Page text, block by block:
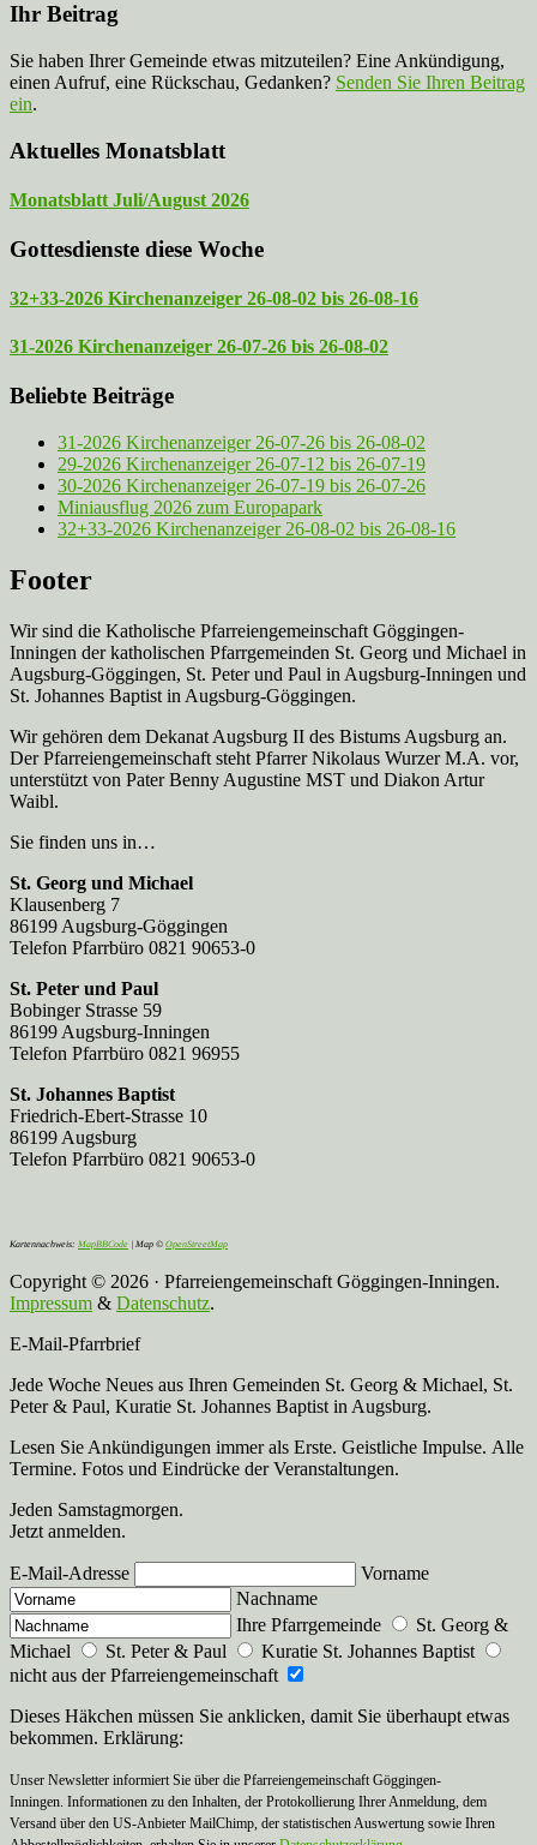
Ihr Beitrag
Sie haben Ihrer Gemeinde etwas mitzuteilen? Eine Ankündigung,
einen Aufruf, eine Rückschau, Gedanken? Senden Sie Ihren Beitrag
ein.
Aktuelles Monatsblatt
Monatsblatt Juli/August 2026
Gottesdienste diese Woche
32+33-2026 Kirchenanzeiger 26-08-02 bis 26-08-16
31-2026 Kirchenanzeiger 26-07-26 bis 26-08-02
Beliebte Beiträge
31-2026 Kirchenanzeiger 26-07-26 bis 26-08-02
29-2026 Kirchenanzeiger 26-07-12 bis 26-07-19
30-2026 Kirchenanzeiger 26-07-19 bis 26-07-26
Miniausflug 2026 zum Europapark
32+33-2026 Kirchenanzeiger 26-08-02 bis 26-08-16
Footer
Wir sind die Katholische Pfarreien­gemeinschaft Göggingen-
Inningen der katholischen Pfarrgemeinden St. Georg und Michael in
Augsburg-Göggingen, St. Peter und Paul in Augsburg-Inningen und
St. Johannes Baptist in Augsburg-Göggingen.
Wir gehören dem Dekanat Augsburg II des Bistums Augsburg an.
Der Pfarreien­gemeinschaft steht Pfarrer Nikolaus Wurzer M.A. vor,
unterstützt von Pater Benny Augustine MST und Diakon Artur
Waibl.
Sie finden uns in…
St. Georg und Michael
Klausenberg 7
86199 Augsburg-Göggingen
Telefon Pfarrbüro 0821 90653-0
St. Peter und Paul
Bobinger Strasse 59
86199 Augsburg-Inningen
Telefon Pfarrbüro 0821 96955
St. Johannes Baptist
Friedrich-Ebert-Strasse 10
86199 Augsburg
Telefon Pfarrbüro 0821 90653-0
Kartennachweis: MapBBCode | Map © OpenStreetMap
Copyright © 2026 · Pfarreiengemeinschaft Göggingen-Inningen.
Impressum & Datenschutz.
E-Mail-Pfarrbrief
Jede Woche Neues aus Ihren Gemeinden St. Georg & Michael, St.
Peter & Paul, Kuratie St. Johannes Baptist in Augsburg.
Lesen Sie Ankündigungen immer als Erste. Geistliche Impulse. Alle
Termine. Fotos und Eindrücke der Veranstaltungen.
Jeden Samstagmorgen.
Jetzt anmelden.
E-Mail-Adresse
Vorname
Nachname
Ihre Pfarrgemeinde
St. Georg &
Michael
St. Peter & Paul
Kuratie St. Johannes Baptist
nicht aus der Pfarreiengemeinschaft
Dieses Häkchen müssen Sie anklicken, damit Sie überhaupt etwas
bekommen. Erklärung:
Unser Newsletter informiert Sie über die Pfarreiengemeinschaft Göggingen-
Inningen. Informationen zu den Inhalten, der Protokollierung Ihrer Anmeldung, dem
Versand über den US-Anbieter MailChimp, der statistischen Auswertung sowie Ihren